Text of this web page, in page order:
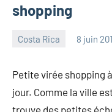
shopping
Costa Rica 8 juin
Petite virée shopping
jour. Comme la ville